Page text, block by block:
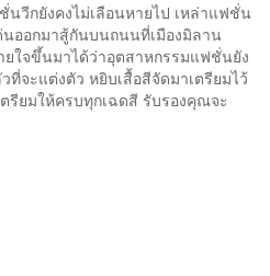
วีกยังคงไม่เลือนหายไป เหล่าแฟชั่น
ออกมาสู้กันบนถนนที่เมืองมิลาน
ยใจขึ้นมาได้ว่าอุตสาหกรรมแฟชั่นยัง
จะแต่งตัว หยิบเสื้อสีจัดมาเตรียมไว้
รียมให้ครบทุกเฉดสี รับรองคุณจะ